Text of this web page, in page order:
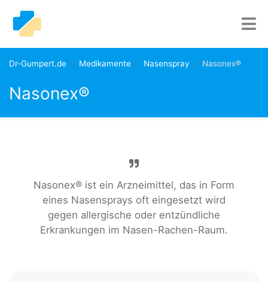
Dr-Gumpert.de Medikamente Nasenspray Nasonex®
Nasonex®
Nasonex® ist ein Arzneimittel, das in Form
eines Nasensprays oft eingesetzt wird
gegen allergische oder entzündliche
Erkrankungen im Nasen-Rachen-Raum.